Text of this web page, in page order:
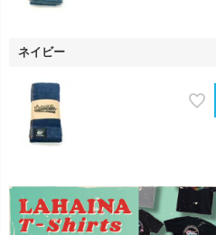
ネイビー